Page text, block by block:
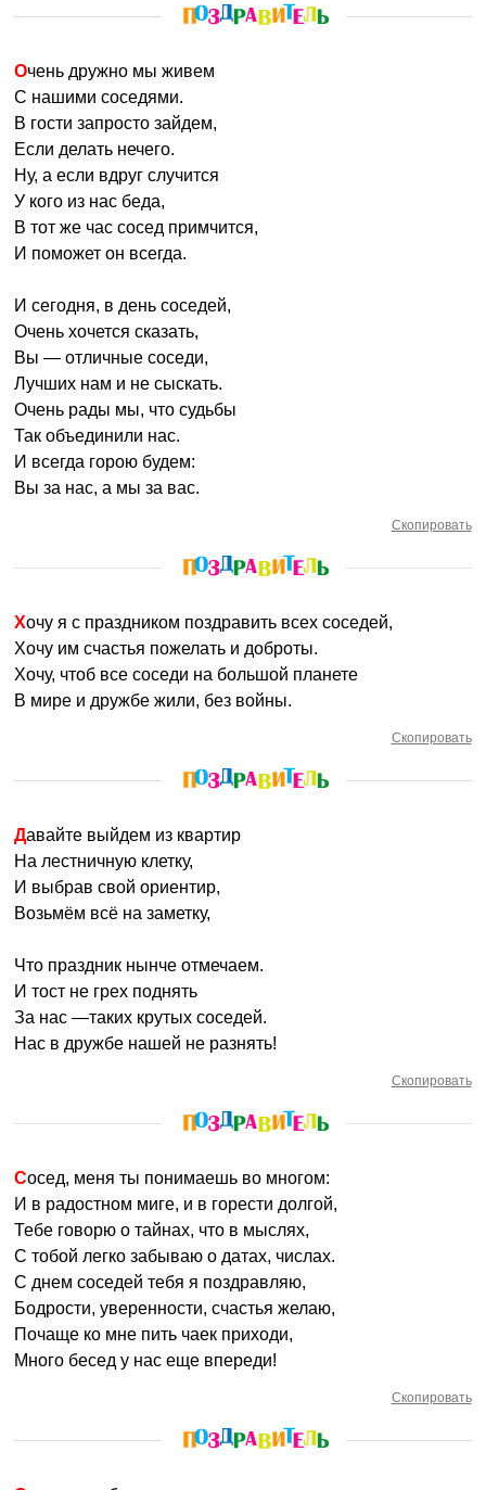
Очень дружно мы живем
С нашими соседями.
В гости запросто зайдем,
Если делать нечего.
Ну, а если вдруг случится
У кого из нас беда,
В тот же час сосед примчится,
И поможет он всегда.
И сегодня, в день соседей,
Очень хочется сказать,
Вы — отличные соседи,
Лучших нам и не сыскать.
Очень рады мы, что судьбы
Так объединили нас.
И всегда горою будем:
Вы за нас, а мы за вас.
Скопировать
Хочу я с праздником поздравить всех соседей,
Хочу им счастья пожелать и доброты.
Хочу, чтоб все соседи на большой планете
В мире и дружбе жили, без войны.
Скопировать
Давайте выйдем из квартир
На лестничную клетку,
И выбрав свой ориентир,
Возьмём всё на заметку,
Что праздник нынче отмечаем.
И тост не грех поднять
За нас —таких крутых соседей.
Нас в дружбе нашей не разнять!
Скопировать
Сосед, меня ты понимаешь во многом:
И в радостном миге, и в горести долгой,
Тебе говорю о тайнах, что в мыслях,
С тобой легко забываю о датах, числах.
С днем соседей тебя я поздравляю,
Бодрости, уверенности, счастья желаю,
Почаще ко мне пить чаек приходи,
Много бесед у нас еще впереди!
Скопировать